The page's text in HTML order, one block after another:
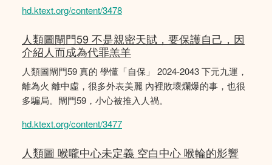
hd.ktext.org/content/3478
人類圖閘門59 不是親密天賦，要保護自己，因
介紹人而成為代罪羔羊
人類圖閘門59 真的 學懂「自保」 2024-2043 下元九運，
離為火 離中虛，很多外表美麗 內裡敗壞爛爆的事，也很
多騙局。閘門59，小心被推入人禍。
hd.ktext.org/content/3477
人類圖 喉嚨中心未定義 空白中心 喉輪的影響